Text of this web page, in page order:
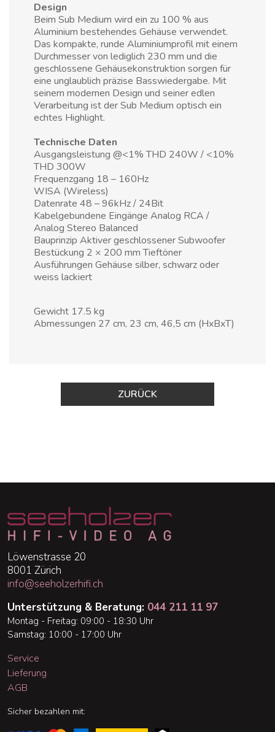
Design
Beim Sub Medium wird ein zu 100 % aus
Aluminium bestehendes Gehäuse verwendet.
Das kompakte, runde Aluminiumprofil mit einem
Durchmesser von lediglich 230 mm und die
geschlossene Gehäusekonstruktion sorgen für
eine unglaublich präzise Basswiedergabe. Mit
seinem modernen Design und seiner edlen
Verarbeitung ist der Sub Medium optisch ein
echtes Highlight.
Technische Daten
Ausgangsleistung @<1% THD 240W / <10%
THD 300W
Frequenzgang 18 – 160Hz
WISA (Wireless)
Datenrate 48 – 96kHz / 24Bit
Kabelgebundene Eingänge Analog RCA /
Analog Stereo Balanced
Bauprinzip Aktiver geschlossener Subwoofer
Bestückung 2 × 200 mm Tieftöner
Ausführungen Gehäuse silber, schwarz oder
weiss lackiert
Gewicht 17.5 kg
Abmessungen 27 cm, 23 cm, 46,5 cm (HxBxT)
ZURÜCK
Löwenstrasse 20
8001 Zürich
info@seeholzerhifi.ch
Unterstützung & Beratung: 044 211 11 97
Montag - Freitag: 09:00 - 18:30 Uhr
Samstag: 10:00 - 17:00 Uhr
Service
Lieferung
AGB
Sicher bezahlen mit: